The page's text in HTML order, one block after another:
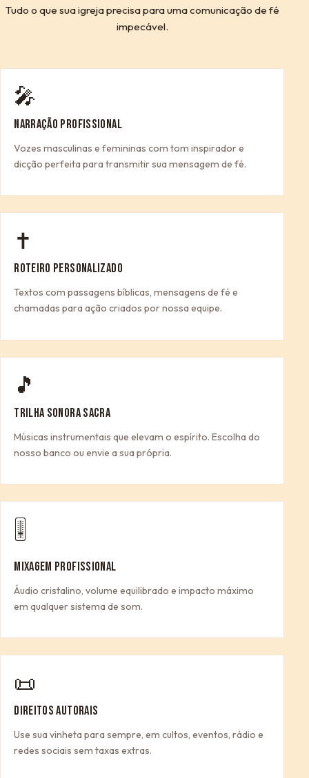
Tudo o que sua igreja precisa para uma comunicação de fé
impecável.
🎤
NARRAÇÃO PROFISSIONAL
Vozes masculinas e femininas com tom inspirador e
dicção perfeita para transmitir sua mensagem de fé.
✝
ROTEIRO PERSONALIZADO
Textos com passagens bíblicas, mensagens de fé e
chamadas para ação criados por nossa equipe.
🎵
TRILHA SONORA SACRA
Músicas instrumentais que elevam o espírito. Escolha do
nosso banco ou envie a sua própria.
🎚
MIXAGEM PROFISSIONAL
Áudio cristalino, volume equilibrado e impacto máximo
em qualquer sistema de som.
📜
DIREITOS AUTORAIS
Use sua vinheta para sempre, em cultos, eventos, rádio e
redes sociais sem taxas extras.